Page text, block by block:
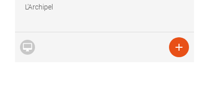
L'Archipel
 